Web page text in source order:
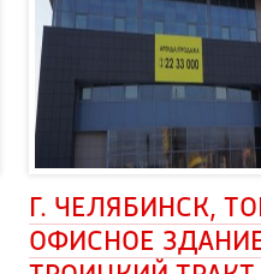
Г. ЧЕЛЯБИНСК,
ОФИСНОЕ